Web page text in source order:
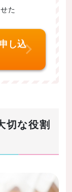
た
し込
切な役割